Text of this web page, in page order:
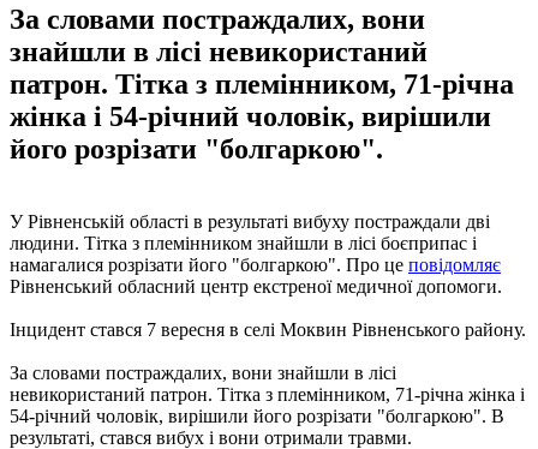
За словами постраждалих, вони
знайшли в лісі невикористаний
патрон. Тітка з племінником, 71-річна
жінка і 54-річний чоловік, вирішили
його розрізати "болгаркою".
У Рівненській області в результаті вибуху постраждали дві
людини. Тітка з племінником знайшли в лісі боєприпас і
намагалися розрізати його "болгаркою". Про це повідомляє
Рівненський обласний центр екстреної медичної допомоги.
Інцидент стався 7 вересня в селі Моквин Рівненського району.
За словами постраждалих, вони знайшли в лісі
невикористаний патрон. Тітка з племінником, 71-річна жінка і
54-річний чоловік, вирішили його розрізати "болгаркою". В
результаті, стався вибух і вони отримали травми.